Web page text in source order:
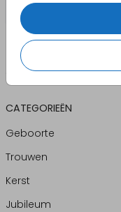
CATEGORIEËN
Geboorte
Trouwen
Kerst
Jubileum